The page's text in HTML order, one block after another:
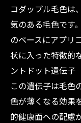
コダップル毛色は
気のある毛色です
のベースにアプリ
状に入った特徴的
ントドット遺伝子
この遺伝子は毛色
色が薄くなる効果
的健康面への配慮